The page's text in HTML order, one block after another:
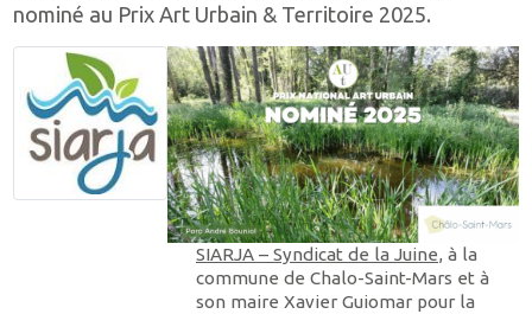
nominé au Prix Art Urbain & Territoire 2025.
SIARJA – Syndicat de la Juine, à la
commune de Chalo-Saint-Mars et à
son maire Xavier Guiomar pour la